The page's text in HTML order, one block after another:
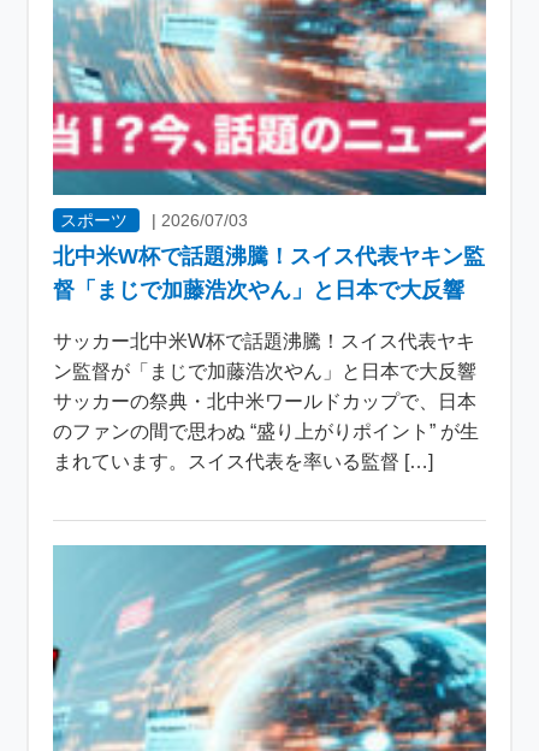
スポーツ | 2026/07/03
北中米W杯で話題沸騰！スイス代表ヤキン監
督「まじで加藤浩次やん」と日本で大反響
サッカー北中米W杯で話題沸騰！スイス代表ヤキ
ン監督が「まじで加藤浩次やん」と日本で大反響
サッカーの祭典・北中米ワールドカップで、日本
のファンの間で思わぬ “盛り上がりポイント” が生
まれています。スイス代表を率いる監督 […]